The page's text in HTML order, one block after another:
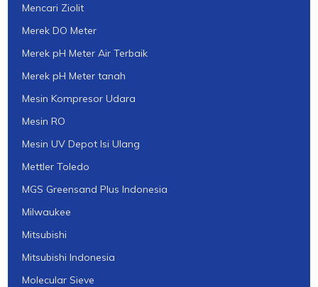
Mencari Ziolit
Merek DO Meter
Merek pH Meter Air Terbaik
Merek pH Meter tanah
Mesin Kompresor Udara
Mesin RO
Mesin UV Depot Isi Ulang
Mettler Toledo
MGS Greensand Plus Indonesia
Milwaukee
Mitsubishi
Mitsubishi Indonesia
Molecular Sieve